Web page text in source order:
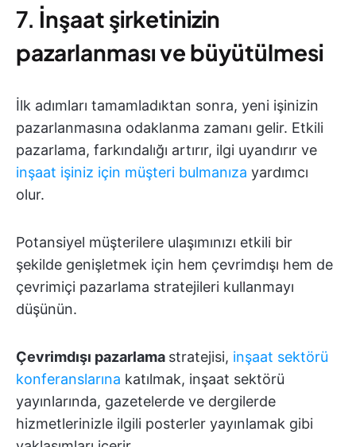
7. İnşaat şirketinizin
pazarlanması ve büyütülmesi
İlk adımları tamamladıktan sonra, yeni işinizin
pazarlanmasına odaklanma zamanı gelir. Etkili
pazarlama, farkındalığı artırır, ilgi uyandırır ve
inşaat işiniz için müşteri bulmanıza yardımcı
olur.
Potansiyel müşterilere ulaşımınızı etkili bir
şekilde genişletmek için hem çevrimdışı hem de
çevrimiçi pazarlama stratejileri kullanmayı
düşünün.
Çevrimdışı pazarlama stratejisi, inşaat sektörü
konferanslarına katılmak, inşaat sektörü
yayınlarında, gazetelerde ve dergilerde
hizmetlerinizle ilgili posterler yayınlamak gibi